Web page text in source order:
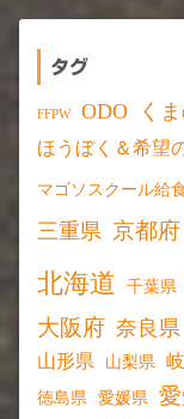
タグ
FFPW ODO く
ほうぼく＆希望
マゴソスクール給
三重県 京都府
北海道
千葉県
大阪府 奈良県
山形県 山梨県
徳島県 愛媛県